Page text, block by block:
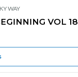
WAY
VOL 18